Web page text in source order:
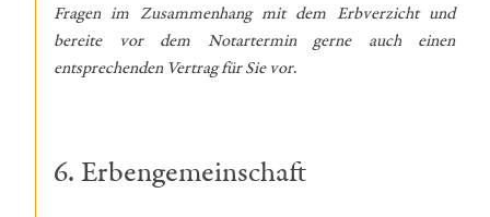
Fragen im Zusammenhang mit dem Erbverzicht und
bereite vor dem Notartermin gerne auch einen
entsprechenden Vertrag für Sie vor.
6. Erbengemeinschaft